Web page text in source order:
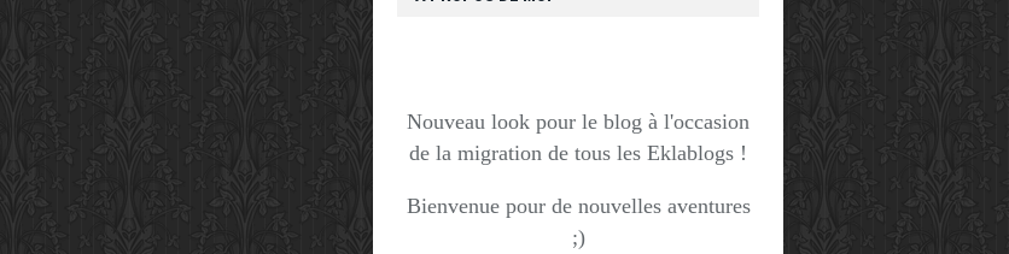
Nouveau look pour le blog à l'occasion
de la migration de tous les Eklablogs !
Bienvenue pour de nouvelles aventures
;)